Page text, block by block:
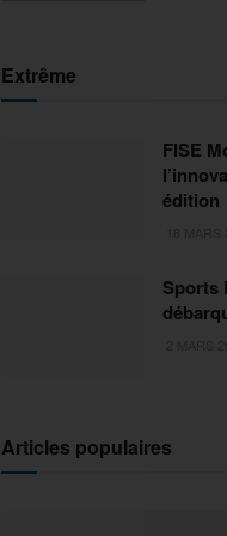
Extrême
FISE
édition
Sports
Articles populaires